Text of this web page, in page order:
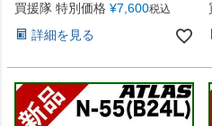
買援隊 特別価格 ¥7,600税込
詳細を見る